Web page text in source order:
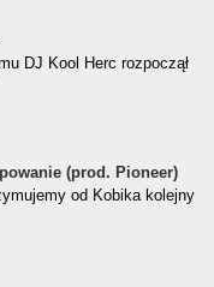
Roku
DJ Kool Herc rozpoczął
(prod. Pioneer)
(prod. Pioneer)
od Kobika kolejny